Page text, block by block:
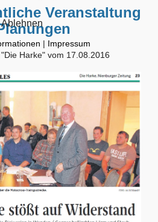
Veranstaltung
Harke" vom 17.08.2016
Ablehnen
| Impressum